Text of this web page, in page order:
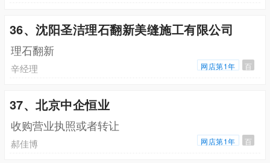
36、沈阳圣洁理石翻新美缝施工有限公司
理石翻新
辛经理 网店第1年 百
37、北京中企恒业
收购营业执照或者转让
郝佳博 网店第1年 百